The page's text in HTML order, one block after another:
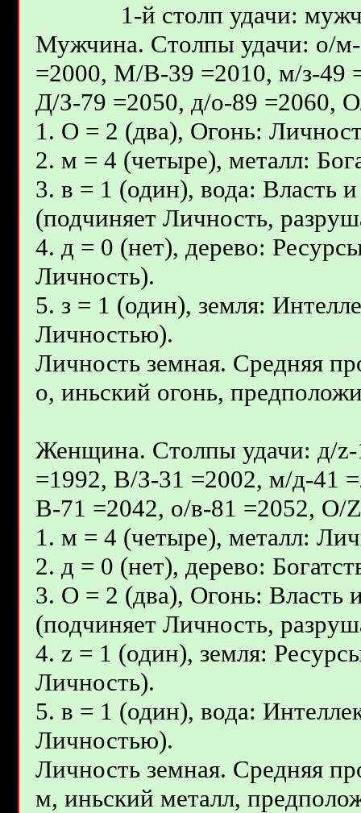
1-й столп удачи:
Мужчина. Столпы удачи: о/м-
=2000, М/В-39 =2010, м/з-49
Д/З-79 =2050, д/о-89 =2060,
1. О = 2 (два), Огонь:
2. м = 4 (четыре), металл:
3. в = 1 (один), вода: Власть
(подчиняет Личность,
4. д = 0 (нет), дерево:
Личность).
5. з = 1 (один), земля:
Личностью).
Личность земная. Средняя
о, иньcкий огонь,
Женщина. Столпы удачи: д/
=1992, В/З-31 =2002, м/д-41
В-71 =2042, о/в-81 =2052, О/
1. м = 4 (четыре), металл:
2. д = 0 (нет), дерево:
3. О = 2 (два), Огонь: Власть
(подчиняет Личность,
4. z = 1 (один), земля:
Личность).
5. в = 1 (один), вода:
Личностью).
Личность земная. Средняя
м, иньcкий металл,